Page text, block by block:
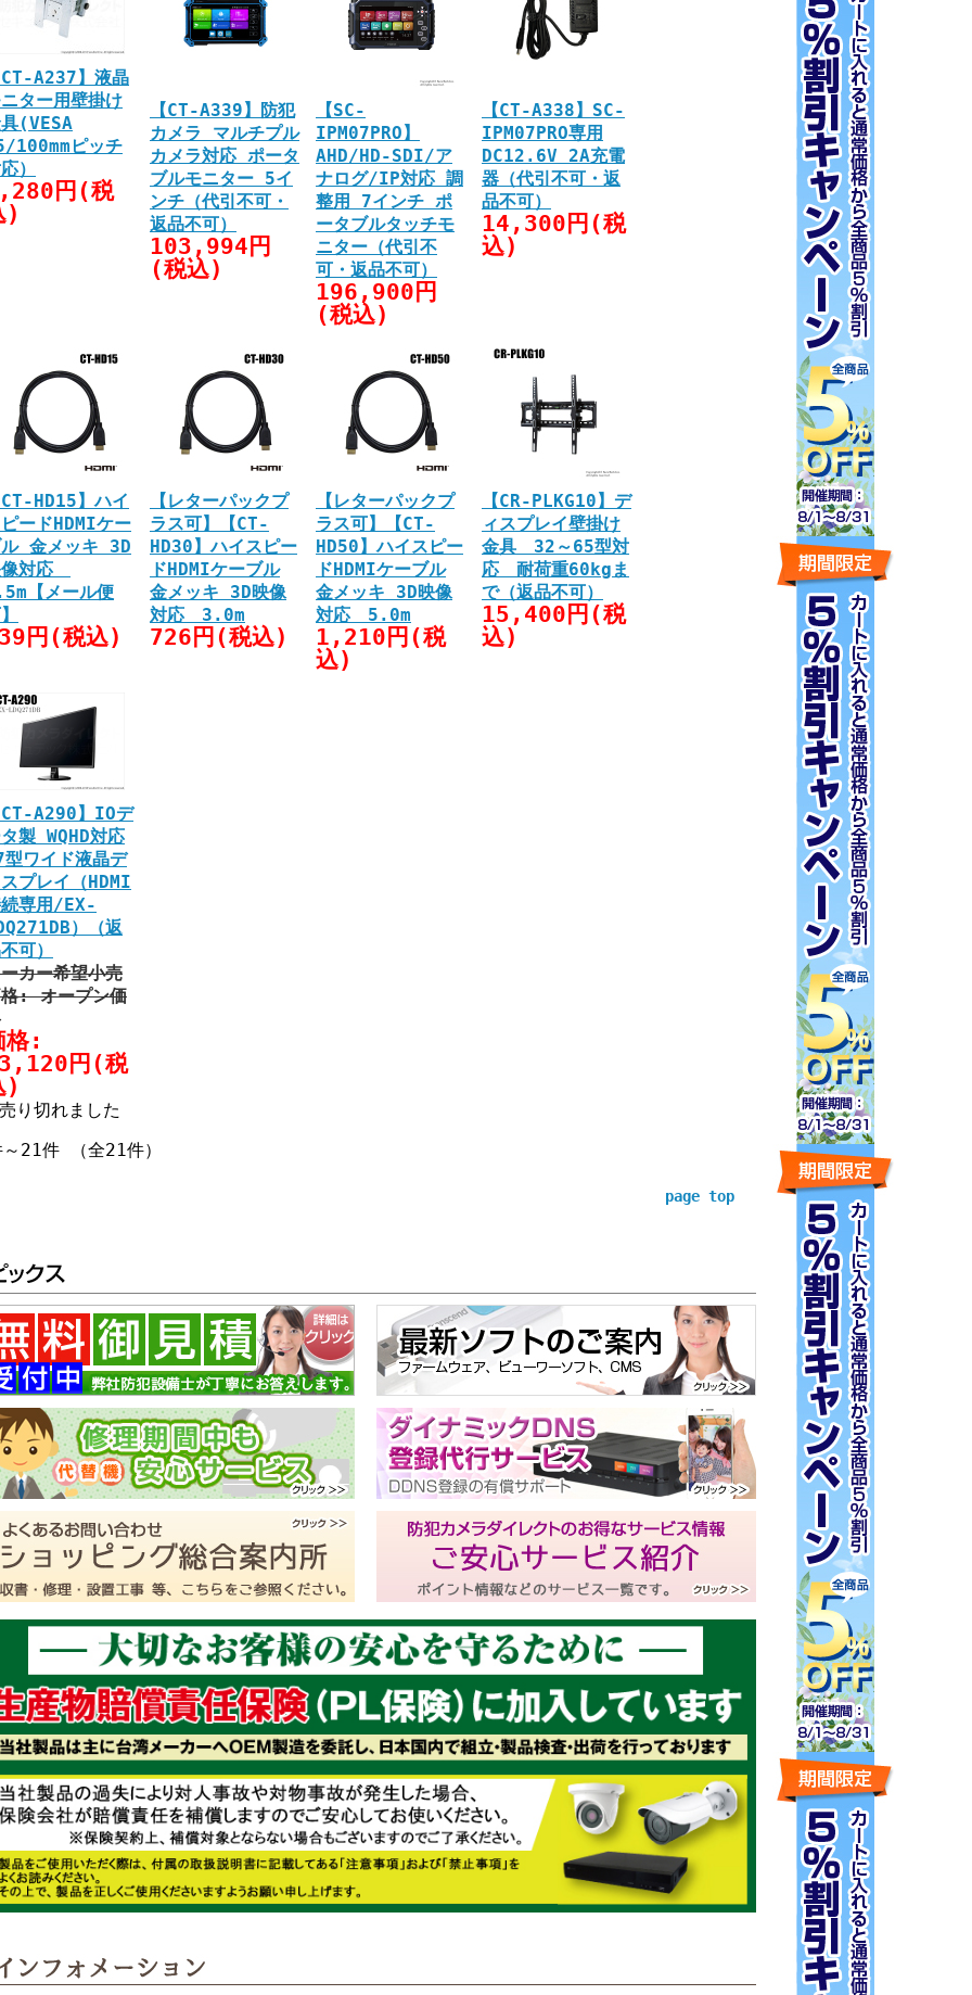
A237】液晶
ター用壁掛け
(VESA
100mmピッチ
）
円(税
)
【CT-A339】防犯
カメラ マルチプル
カメラ対応 ポータ
ブルモニター 5イ
ンチ（代引不可・
返品不可）
103,994円
(税込)
【SC-
IPM07PRO】
AHD/HD-SDI/ア
ナログ/IP対応 調
整用 7インチ ポ
ータブルタッチモ
ニター（代引不
可・返品不可）
196,900円
(税込)
【CT-A338】SC-
IPM07PRO専用
DC12.6V 2A充電
器（代引不可・返
品不可）
14,300円(税
込)
HD15】ハイ
ードHDMIケー
金メッキ 3D
対応
【メール便
円(税込)
【レターパックプ
ラス可】【CT-
HD30】ハイスピー
ドHDMIケーブル
金メッキ 3D映像
対応 3.0m
726円(税込)
【レターパックプ
ラス可】【CT-
HD50】ハイスピー
ドHDMIケーブル
金メッキ 3D映像
対応 5.0m
1,210円(税
込)
【CR-PLKG10】デ
ィスプレイ壁掛け
金具 32～65型対
応 耐荷重60kgま
で（返品不可）
15,400円(税
込)
A290】IOデ
製 WQHD対応
ワイド液晶デ
プレイ（HDMI
専用/EX-
）（返
可）
カー希望小売
: オープン価
格:
円(税
)
り切れました
21件 （全21件）
page top